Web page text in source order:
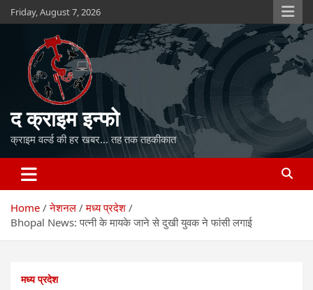
Skip
to
Friday, August 7, 2026
द क्राइम इन्फो
क्राइम वर्ल्ड की हर खबर… तह तक तहकीकात
Home नेशनल
मध्य प्रदेश
Bhopal News: पत्नी के मायके जाने से दुखी युवक ने फांसी लगाई
मध्य प्रदेश